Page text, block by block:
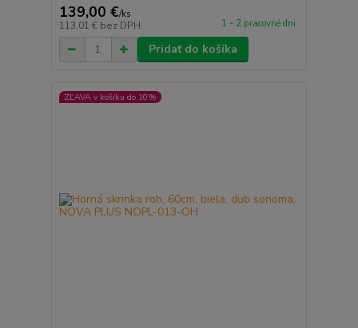
139,00 €/ks
113,01 € bez DPH 1 - 2 pracovné dni
Pridať do košíka
ZĽAVA v košíku do 10%